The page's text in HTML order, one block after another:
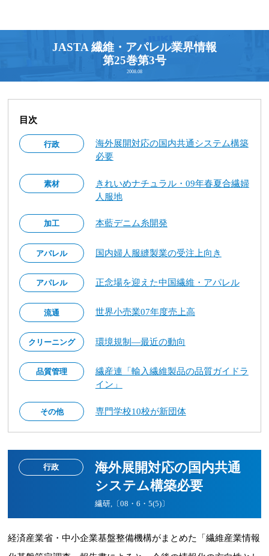
JASTA 繊維・アパレル業界情報
第25巻第3号
2008.08
目次
行政
海外展開対応の国内共通システム構築
必要
素材
きれいめナチュラル・09年春夏合繊婦
人服地
加工 本藍デニム糸開発
アパレル 国内婦人服縫製業の受注上向き
アパレル 正念場を迎えた中国繊維・アパレル
流通 世界小売業07年度売上高
クリーニング 環境規制―最近の動向
品質管理
繊産連「輸入繊維製品の品質ガイドラ
イン」
その他 専門学校10校が新団体
行政
海外展開対応の国内共通
システム構築必要
繊研,〔08・6・5(5)〕
経済産業省・中小企業基盤整備機構がまとめた「繊維産業情報